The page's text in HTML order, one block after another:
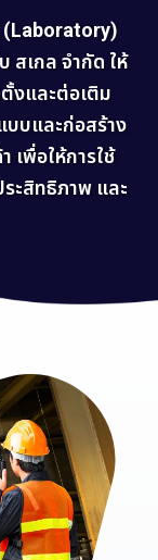
(Laboratory)
สเกล จำกัด ให้
งและต่อเติม
บและก่อสร้าง
เพื่อให้การใช้
ะสิทธิภาพ และ